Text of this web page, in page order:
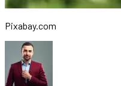
Pixabay.com